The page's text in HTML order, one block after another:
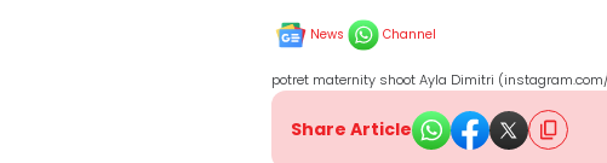
News Channel
potret maternity shoot Ayla Dimitri
Share Article